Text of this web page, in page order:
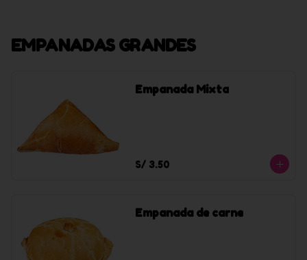
EMPANADAS GRANDES
Empanada Mixta
S/ 3.50
Empanada de carne